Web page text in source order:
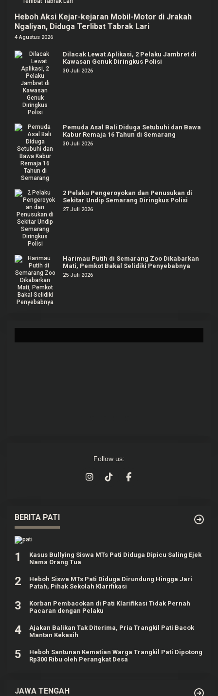
Heboh Aksi Kejar-kejaran Mobil-Motor di Jrakah
Ngaliyan, Diduga Terlibat Tabrak Lari
4 Agustus 2026
Dilacak Lewat Aplikasi, 2 Pelaku Jambret di
Kawasan Genuk Diringkus Polisi
30 Juli 2026
Pemuda Asal Bali Diduga Setubuhi dan Bawa
Kabur Remaja 16 Tahun di Semarang
30 Juli 2026
2 Pelaku Pengeroyokan dan Penusukan di
Sekitar Undip Semarang Diringkus Polisi
27 Juli 2026
Harimau Putih di Semarang Zoo Dikabarkan
Mati, Pemkot Bakal Selidiki Penyebabnya
25 Juli 2026
Peredaran Narkoba dengan Sistem Tempel di
Follow us:
BERITA PATI
1
Kasus Bullying Siswa MTs Pati Diduga Dipicu Saling Ejek
Nama Orang Tua
2
Heboh Siswa MTs Pati Diduga Dirundung Hingga Jari
Patah, Pihak Sekolah Klarifikasi
3
Korban Pembacokan di Pati Klarifikasi Tidak Pernah
Pacaran dengan Pelaku
4
Ajakan Balikan Tak Diterima, Pria Trangkil Pati Bacok
Mantan Kekasih
5
Heboh Santunan Kematian Warga Trangkil Pati Dipotong
Rp300 Ribu oleh Perangkat Desa
JAWA TENGAH